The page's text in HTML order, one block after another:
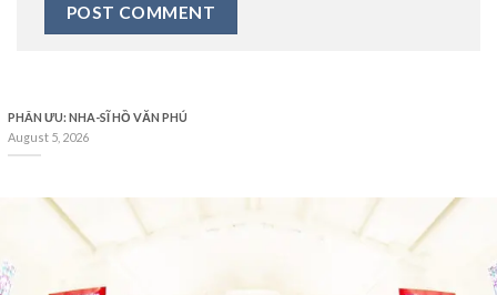
PHÂN ƯU: NHA-SĨ HỒ VĂN PHÚ
August 5, 2026